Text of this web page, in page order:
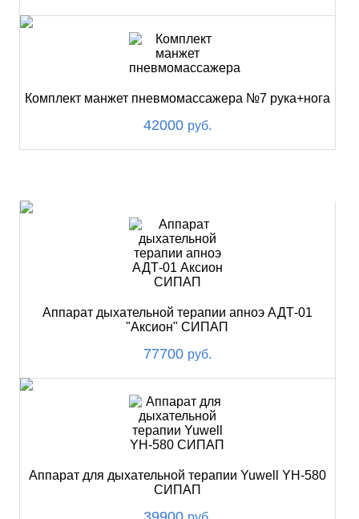
Комплект манжет пневмомассажера №7 рука+нога
42000 руб.
Аппарат дыхательной терапии апноэ АДТ-01
"Аксион" СИПАП
77700 руб.
Аппарат для дыхательной терапии Yuwell YH-580
СИПАП